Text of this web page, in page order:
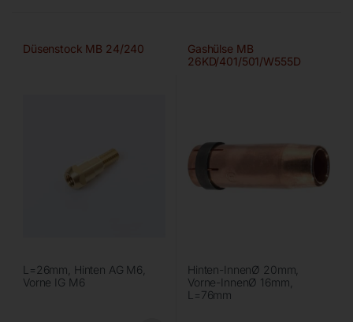
Düsenstock MB 24/240
L=26mm, Hinten AG M6,
Vorne IG M6
Gashülse MB
26KD/401/501/W555D
Hinten-InnenØ 20mm,
Vorne-InnenØ 16mm,
L=76mm